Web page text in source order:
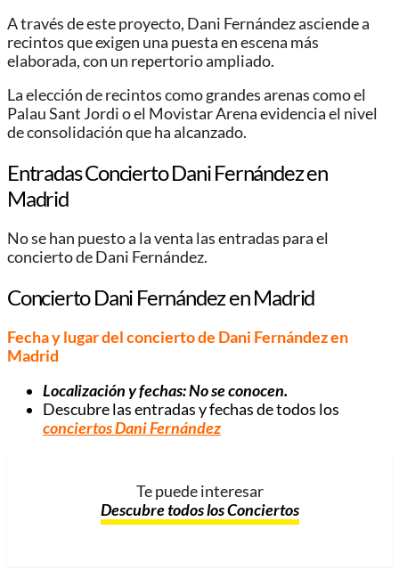
A través de este proyecto, Dani Fernández asciende a
recintos que exigen una puesta en escena más
elaborada, con un repertorio ampliado.
La elección de recintos como grandes arenas como el
Palau Sant Jordi o el Movistar Arena evidencia el nivel
de consolidación que ha alcanzado.
Entradas Concierto Dani Fernández en
Madrid
No se han puesto a la venta las entradas para el
concierto de Dani Fernández.
Concierto Dani Fernández en Madrid
Fecha y lugar del concierto de Dani Fernández en
Madrid
Localización y fechas: No se conocen.
Descubre las entradas y fechas de todos los
conciertos Dani Fernández
Te puede interesar
Descubre todos los Conciertos